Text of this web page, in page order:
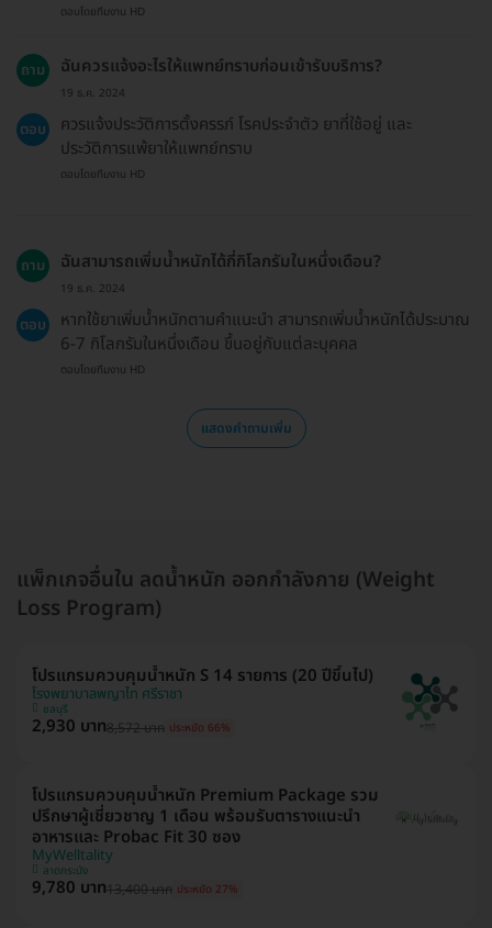
ตอบโดยทีมงาน HD
ถาม ฉันควรแจ้งอะไรให้แพทย์ทราบก่อนเข้ารับบริการ?
19 ธ.ค. 2024
ตอบ
ควรแจ้งประวัติการตั้งครรภ์ โรคประจำตัว ยาที่ใช้อยู่ และ
ประวัติการแพ้ยาให้แพทย์ทราบ
ตอบโดยทีมงาน HD
ถาม ฉันสามารถเพิ่มน้ำหนักได้กี่กิโลกรัมในหนึ่งเดือน?
19 ธ.ค. 2024
ตอบ
หากใช้ยาเพิ่มน้ำหนักตามคำแนะนำ สามารถเพิ่มน้ำหนักได้ประมาณ
6-7 กิโลกรัมในหนึ่งเดือน ขึ้นอยู่กับแต่ละบุคคล
ตอบโดยทีมงาน HD
แสดงคำถามเพิ่ม
แพ็กเกจอื่นใน ลดน้ำหนัก ออกกำลังกาย (Weight
Loss Program)
โปรแกรมควบคุมน้ำหนัก S 14 รายการ (20 ปีขึ้นไป)
โรงพยาบาลพญาไท ศรีราชา
ชลบุรี
2,930 บาท8,572 บาท ประหยัด 66%
โปรแกรมควบคุมน้ำหนัก Premium Package รวม
ปรึกษาผู้เชี่ยวชาญ 1 เดือน พร้อมรับตารางแนะนำ
อาหารและ Probac Fit 30 ซอง
MyWelltality
ลาดกระบัง
9,780 บาท13,400 บาท ประหยัด 27%